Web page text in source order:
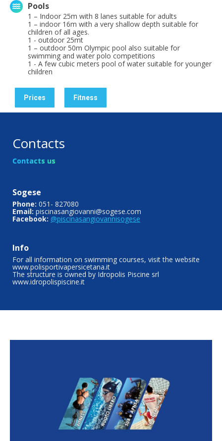
Pools
1 – Indoor 25m with 8 lanes suitable for adults
1 – indoor 16m with a very shallow depth suitable for
children of all ages.
1 - outdoor 25mt
1 – outdoor 50m Olympic pool also suitable for
swimming and water polo competitions
1 - A few cubic meters pool of water suitable for younger
children
Prices Fitness
Contacts
Contacts us
Sogese
Phone: 051- 827080
Email: piscinasangiovanni@sogese.com
Facebook: @piscinasangiovannisogese
Info
For all information on swimming courses, visit the website
www.polisportivapersicetana.it
The structure is owned by Idropolis Piscine srl
www.idropolispiscine.it
Scopri tutte le attività organizzate nelle nostre
piscine: nuoto libero, fitness in acqua,
subacquea, apnea, nuoto master e tanto altro